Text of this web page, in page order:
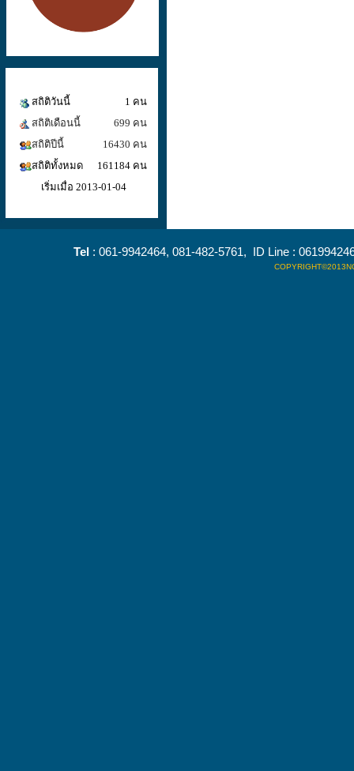
สถิติวันนี้
1 คน
สถิติเดือนนี้
699 คน
สถิติปีนี้
16430 คน
สถิติทั้งหมด
161184 คน
เริ่มเมื่อ 2013-01-04
Tel : 061-9942464, 081-482-5761, ID Line :